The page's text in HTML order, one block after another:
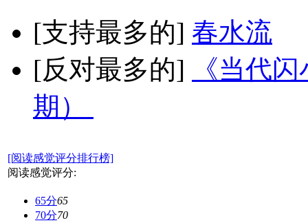
[支持最多的] 春水流
[反对最多的]
《当代
期）
[阅读感觉评分排行榜]
阅读感觉评分:
65分65
70分70